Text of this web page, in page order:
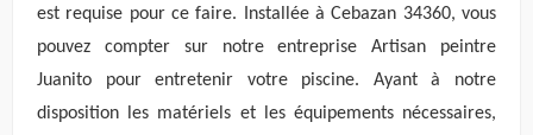
est requise pour ce faire. Installée à Cebazan 34360, vous
pouvez compter sur notre entreprise Artisan peintre
Juanito pour entretenir votre piscine. Ayant à notre
disposition les matériels et les équipements nécessaires,